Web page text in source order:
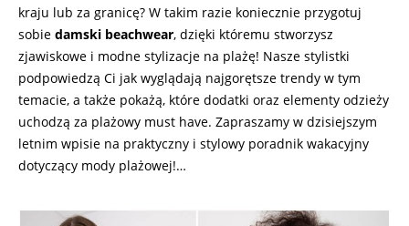
kraju lub za granicę? W takim razie koniecznie przygotuj
sobie damski beachwear, dzięki któremu stworzysz
zjawiskowe i modne stylizacje na plażę! Nasze stylistki
podpowiedzą Ci jak wyglądają najgorętsze trendy w tym
temacie, a także pokażą, które dodatki oraz elementy odzieży
uchodzą za plażowy must have. Zapraszamy w dzisiejszym
letnim wpisie na praktyczny i stylowy poradnik wakacyjny
dotyczący mody plażowej!…